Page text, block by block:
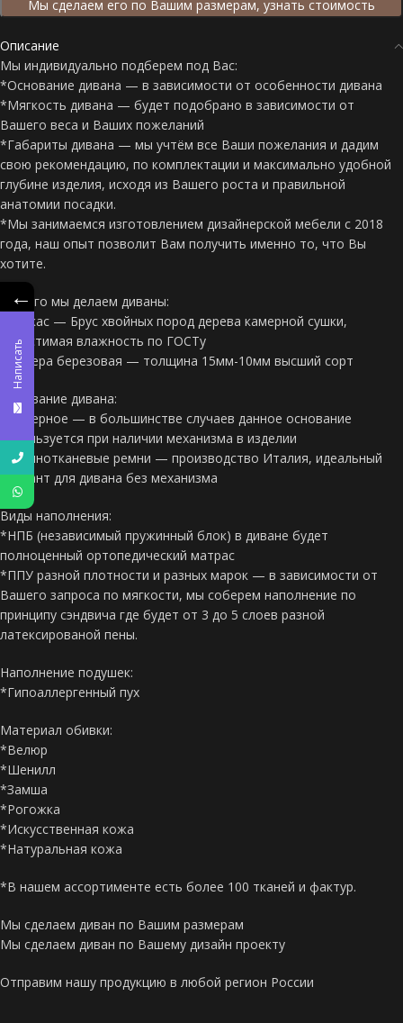
Мы сделаем его по Вашим размерам, узнать стоимость
Описание
Мы индивидуально подберем под Вас:
*Основание дивана — в зависимости от особенности дивана
*Мягкость дивана — будет подобрано в зависимости от
Вашего веса и Ваших пожеланий
*Габариты дивана — мы учтём все Ваши пожелания и дадим
свою рекомендацию, по комплектации и максимально удобной
глубине изделия, исходя из Вашего роста и правильной
анатомии посадки.
*Мы занимаемся изготовлением дизайнерской мебели с 2018
года, наш опыт позволит Вам получить именно то, что Вы
хотите.
Из чего мы делаем диваны:
*Каркас — Брус хвойных пород дерева камерной сушки,
допустимая влажность по ГОСТу
*Фанера березовая — толщина 15мм-10мм высший сорт
Основание дивана:
*Фанерное — в большинстве случаев данное основание
используется при наличии механизма в изделии
*Резинотканевые ремни — производство Италия, идеальный
вариант для дивана без механизма
Виды наполнения:
*НПБ (независимый пружинный блок) в диване будет
полноценный ортопедический матрас
*ППУ разной плотности и разных марок — в зависимости от
Вашего запроса по мягкости, мы соберем наполнение по
принципу сэндвича где будет от 3 до 5 слоев разной
латексированой пены.
Наполнение подушек:
*Гипоаллергенный пух
Материал обивки:
*Велюр
*Шенилл
*Замша
*Рогожка
*Искусственная кожа
*Натуральная кожа
*В нашем ассортименте есть более 100 тканей и фактур.
Мы сделаем диван по Вашим размерам
Мы сделаем диван по Вашему дизайн проекту
Отправим нашу продукцию в любой регион России
←
Написать